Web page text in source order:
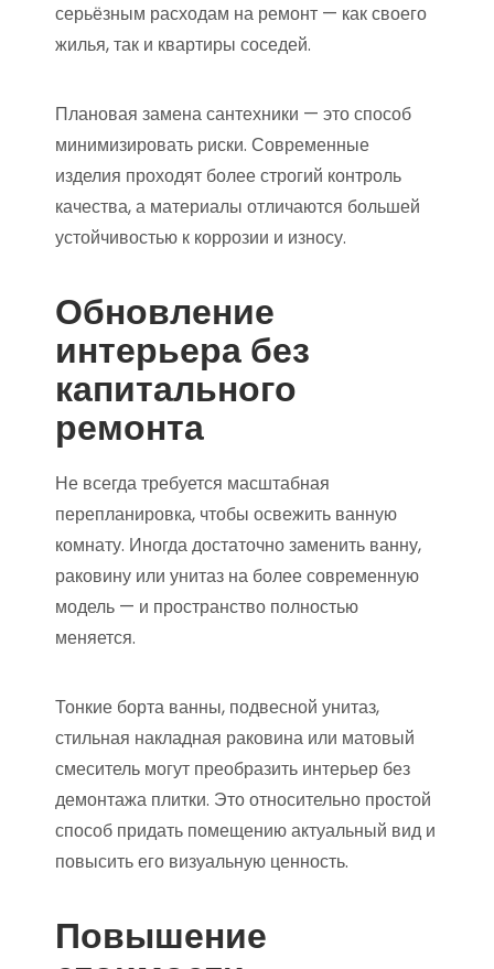
серьёзным расходам на ремонт — как своего
жилья, так и квартиры соседей.
Плановая замена сантехники — это способ
минимизировать риски. Современные
изделия проходят более строгий контроль
качества, а материалы отличаются большей
устойчивостью к коррозии и износу.
Обновление
интерьера без
капитального
ремонта
Не всегда требуется масштабная
перепланировка, чтобы освежить ванную
комнату. Иногда достаточно заменить ванну,
раковину или унитаз на более современную
модель — и пространство полностью
меняется.
Тонкие борта ванны, подвесной унитаз,
стильная накладная раковина или матовый
смеситель могут преобразить интерьер без
демонтажа плитки. Это относительно простой
способ придать помещению актуальный вид и
повысить его визуальную ценность.
Повышение